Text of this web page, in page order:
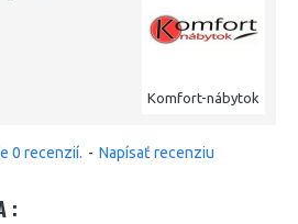
Komfort-nábytok
0 recenzií. - Napísať recenziu
: